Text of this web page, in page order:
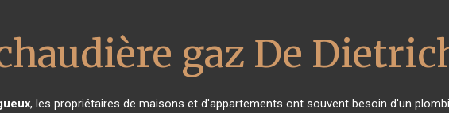
gaz De
, les propriétaires de maisons et d'appartements ont souvent besoin d'un